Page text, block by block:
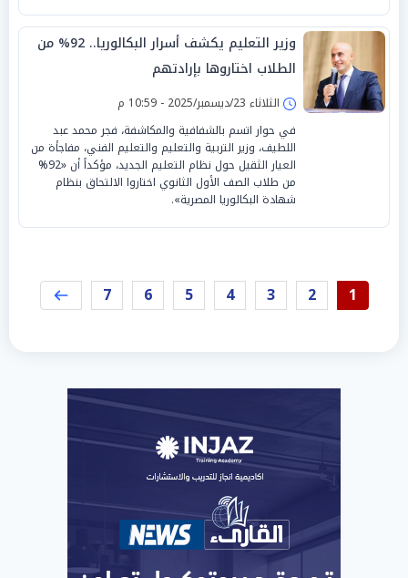
وزير التعليم يكشف أسرار البكالوريا.. 92% من
الطلاب اختاروها بإرادتهم
الثلاثاء 23/ديسمبر/2025 - 10:59 م
في حوار اتسم بالشفافية والمكاشفة، فجر محمد عبد
اللطيف، وزير التربية والتعليم والتعليم الفني، مفاجأة من
العيار الثقيل حول نظام التعليم الجديد، مؤكداً أن «92%
من طلاب الصف الأول الثانوي اختاروا الالتحاق بنظام
شهادة البكالوريا المصرية».
1
2
3
4
5
6
7